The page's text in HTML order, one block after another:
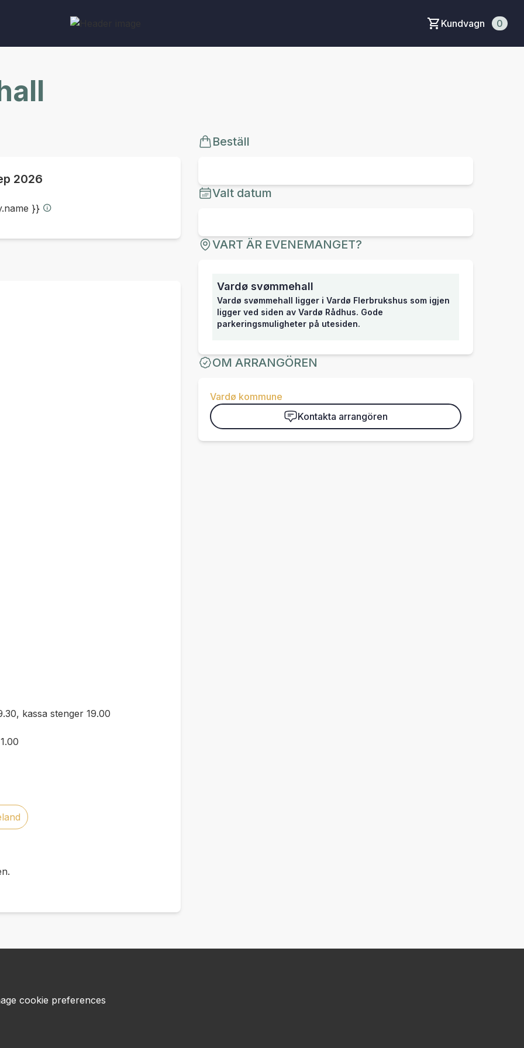
Kundvagn 0
2026
}}
kassa stenger 19.00
Beställ
Valt datum
VART ÄR EVENEMANGET?
Vardø svømmehall
Vardø svømmehall ligger i Vardø Flerbrukshus som igjen
ligger ved siden av Vardø Rådhus. Gode
parkeringsmuligheter på utesiden.
OM ARRANGÖREN
Vardø kommune
Kontakta arrangören
cookie preferences